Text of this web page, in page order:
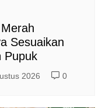
Sesuaikan
Pupuk
2026 0